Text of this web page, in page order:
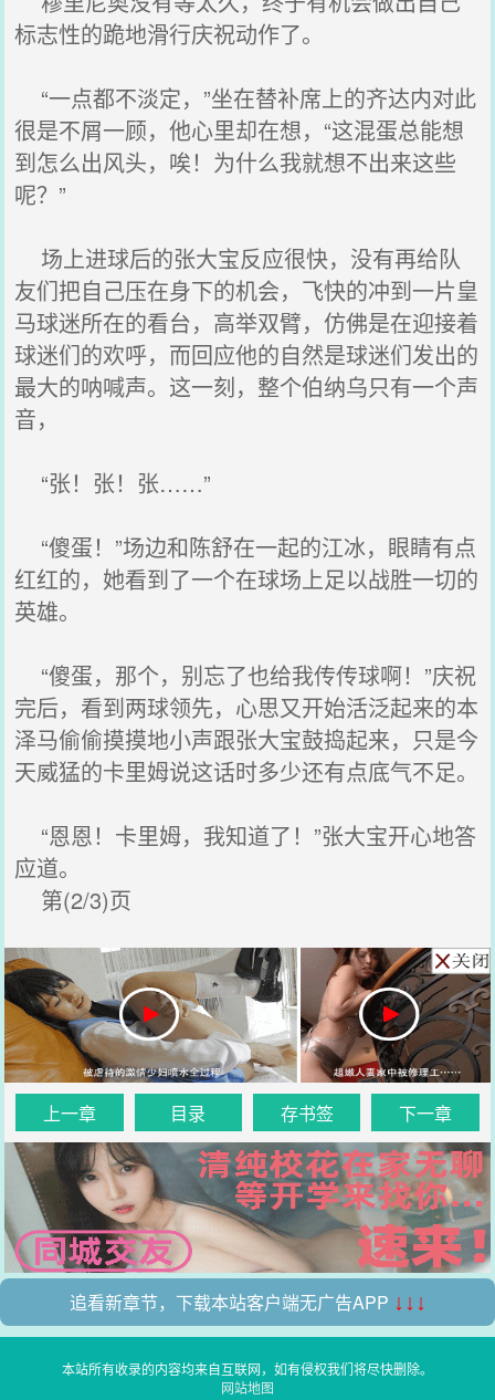
标志性的跪地滑行庆祝动作了。
“一点都不淡定，”坐在替补席上的齐达内对此
很是不屑一顾，他心里却在想，“这混蛋总能想
到怎么出风头，唉！为什么我就想不出来这些
呢？”
场上进球后的张大宝反应很快，没有再给队
友们把自己压在身下的机会，飞快的冲到一片皇
马球迷所在的看台，高举双臂，仿佛是在迎接着
球迷们的欢呼，而回应他的自然是球迷们发出的
最大的呐喊声。这一刻，整个伯纳乌只有一个声
音，
“张！张！张……”
“傻蛋！”场边和陈舒在一起的江冰，眼睛有点
红红的，她看到了一个在球场上足以战胜一切的
英雄。
“傻蛋，那个，别忘了也给我传传球啊！”庆祝
完后，看到两球领先，心思又开始活泛起来的本
泽马偷偷摸摸地小声跟张大宝鼓捣起来，只是今
天威猛的卡里姆说这话时多少还有点底气不足。
“恩恩！卡里姆，我知道了！”张大宝开心地答
应道。
第(2/3)页
上一章 目录 存书签 下一章
追看新章节，下载本站客户端无广告APP ↓↓↓
本站所有收录的内容均来自互联网，如有侵权我们将尽快删除。
网站地图